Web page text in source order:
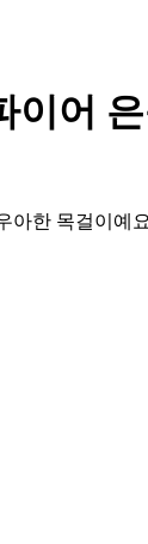
이어
한 목걸이